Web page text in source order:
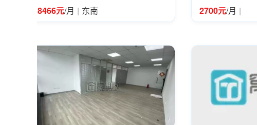
8466元/月 | 东南
2700元/月 |